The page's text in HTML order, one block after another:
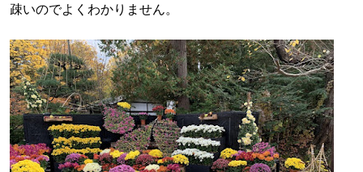
疎いのでよくわかりません。